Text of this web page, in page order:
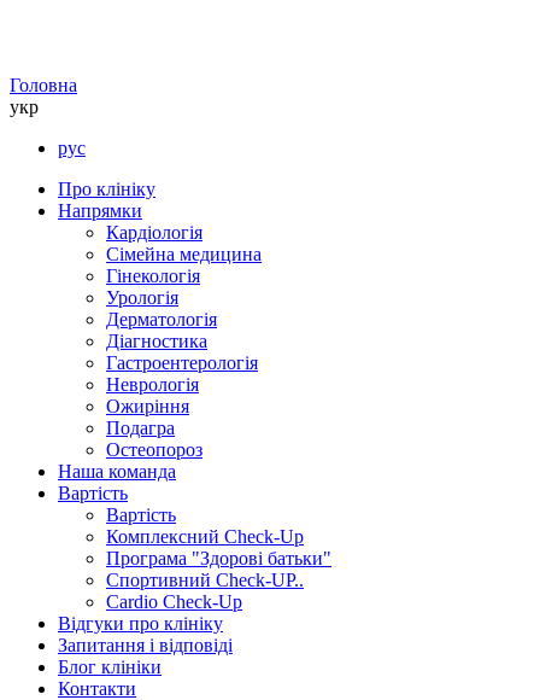
Головна
укр
рус
Про клініку
Напрямки
Кардіологія
Сімейна медицина
Гінекологія
Урологія
Дерматологія
Діагностика
Гастроентерологія
Неврологія
Ожиріння
Подагра
Остеопороз
Наша команда
Вартість
Вартість
Комплексний Check-Up
Програма "Здорові батьки"
Спортивний Check-UP..
Cardio Check-Up
Відгуки про клініку
Запитання і відповіді
Блог клініки
Контакти